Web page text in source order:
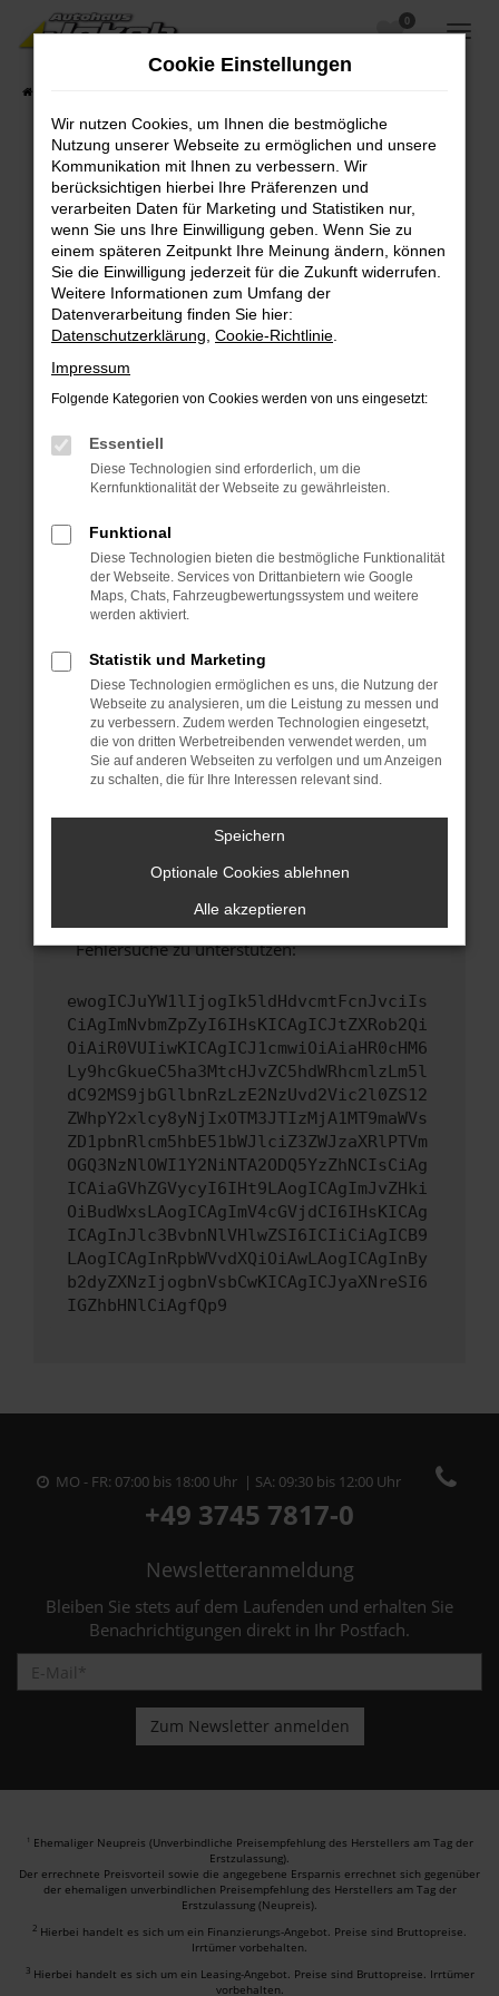
Zum
Hauptinhalt
0
Fehler: Network Error
Beim Laden ist ein Fehler aufgetreten.
Hier sind ein paar Tipps, die dir helfen können:
Überprüfe deine Firewall und deine
Internetverbindung.
Laden andere Webseiten, zum Beispiel deine
Suchmaschine?
Prüfe deine Browsererweiterungen.
Manche Erweiterungen, wie Werbeblocker,
können das Laden bestimmter Seiten
verhindern. Funktioniert die Seite in einem
Fenster?
Starte dein Gerät neu.
Das kann manchmal helfen, vorübergehende
Probleme zu beheben.
Betriebssystem auf dem neuesten Stand
sind.
Veraltete Software birgt nicht nur ein
Sicherheitsrisiko, sondern kann auch dazu
führen, dass bestimmte Funktionen nicht mehr
unterstützt werden.
Wende dich an den Webseitenbetreiber.
Wenn du alle oben genannten Schritte versucht
hast, kontaktiere uns bitte. Wir werden
versuchen, das Problem zu beheben. Du kannst
uns diesen Text schicken, um uns bei der
Fehlersuche zu unterstützen:
ewogICJuYW1lIjogIk5ldHdvcmtFcnJvciIs
CiAgImNvbmZpZyI6IHsKICAgICJtZXRob2Qi
OiAiR0VUIiwKICAgICJ1cmwiOiAiaHR0cHM6
Ly9hcGkueC5ha3MtcHJvZC5hdWRhcmlzLm5l
dC92MS9jbGllbnRzLzE2NzUvd2Vic2l0ZS12
ZWhpY2xlcy8yNjIxOTM3JTIzMjA1MT9maWVs
ZD1pbnRlcm5hbE51bWJlciZ3ZWJzaXRlPTVm
OGQ3NzNlOWI1Y2NiNTA2ODQ5YzZhNCIsCiAg
ICAiaGVhZGVycyI6IHt9LAogICAgImJvZHki
OiBudWxsLAogICAgImV4cGVjdCI6IHsKICAg
ICAgInJlc3BvbnNlVHlwZSI6ICIiCiAgICB9
LAogICAgInRpbWVvdXQiOiAwLAogICAgInBy
b2dyZXNzIjogbnVsbCwKICAgICJyaXNreSI6
IGZhbHNlCiAgfQp9
MO - FR: 07:00 bis 18:00 Uhr | SA: 09:30 bis 12:00 Uhr
+49 3745 7817-0
Newsletteranmeldung
Bleiben Sie stets auf dem Laufenden und erhalten Sie
Benachrichtigungen direkt in Ihr Postfach.
1 Ehemaliger Neupreis (Unverbindliche Preisempfehlung des Herstellers am Tag der
Erstzulassung).
Der errechnete Preisvorteil sowie die angegebene Ersparnis errechnet sich gegenüber
der ehemaligen unverbindlichen Preisempfehlung des Herstellers am Tag der
Erstzulassung (Neupreis).
2 Hierbei handelt es sich um ein Finanzierungs-Angebot. Preise sind Bruttopreise.
Irrtümer vorbehalten.
3 Hierbei handelt es sich um ein Leasing-Angebot. Preise sind Bruttopreise. Irrtümer
vorbehalten.
Cookie Einstellungen
Wir nutzen Cookies, um Ihnen die bestmögliche
Nutzung unserer Webseite zu ermöglichen und unsere
Kommunikation mit Ihnen zu verbessern. Wir
berücksichtigen hierbei Ihre Präferenzen und
verarbeiten Daten für Marketing und Statistiken nur,
wenn Sie uns Ihre Einwilligung geben. Wenn Sie zu
einem späteren Zeitpunkt Ihre Meinung ändern, können
Sie die Einwilligung jederzeit für die Zukunft widerrufen.
Weitere Informationen zum Umfang der
Datenverarbeitung finden Sie hier:
Datenschutzerklärung Cookie-Richtlinie
Impressum
Folgende Kategorien von Cookies werden von uns eingesetzt:
Essentiell
Diese Technologien sind erforderlich, um die
Kernfunktionalität der Webseite zu gewährleisten.
Funktional
Diese Technologien bieten die bestmögliche Funktionalität
der Webseite. Services von Drittanbietern wie Google
Maps, Chats, Fahrzeugbewertungssystem und weitere
werden aktiviert.
Statistik und Marketing
Diese Technologien ermöglichen es uns, die Nutzung der
Webseite zu analysieren, um die Leistung zu messen und
zu verbessern. Zudem werden Technologien eingesetzt,
die von dritten Werbetreibenden verwendet werden, um
Sie auf anderen Webseiten zu verfolgen und um Anzeigen
zu schalten, die für Ihre Interessen relevant sind.
Speichern
Optionale Cookies ablehnen
Alle akzeptieren